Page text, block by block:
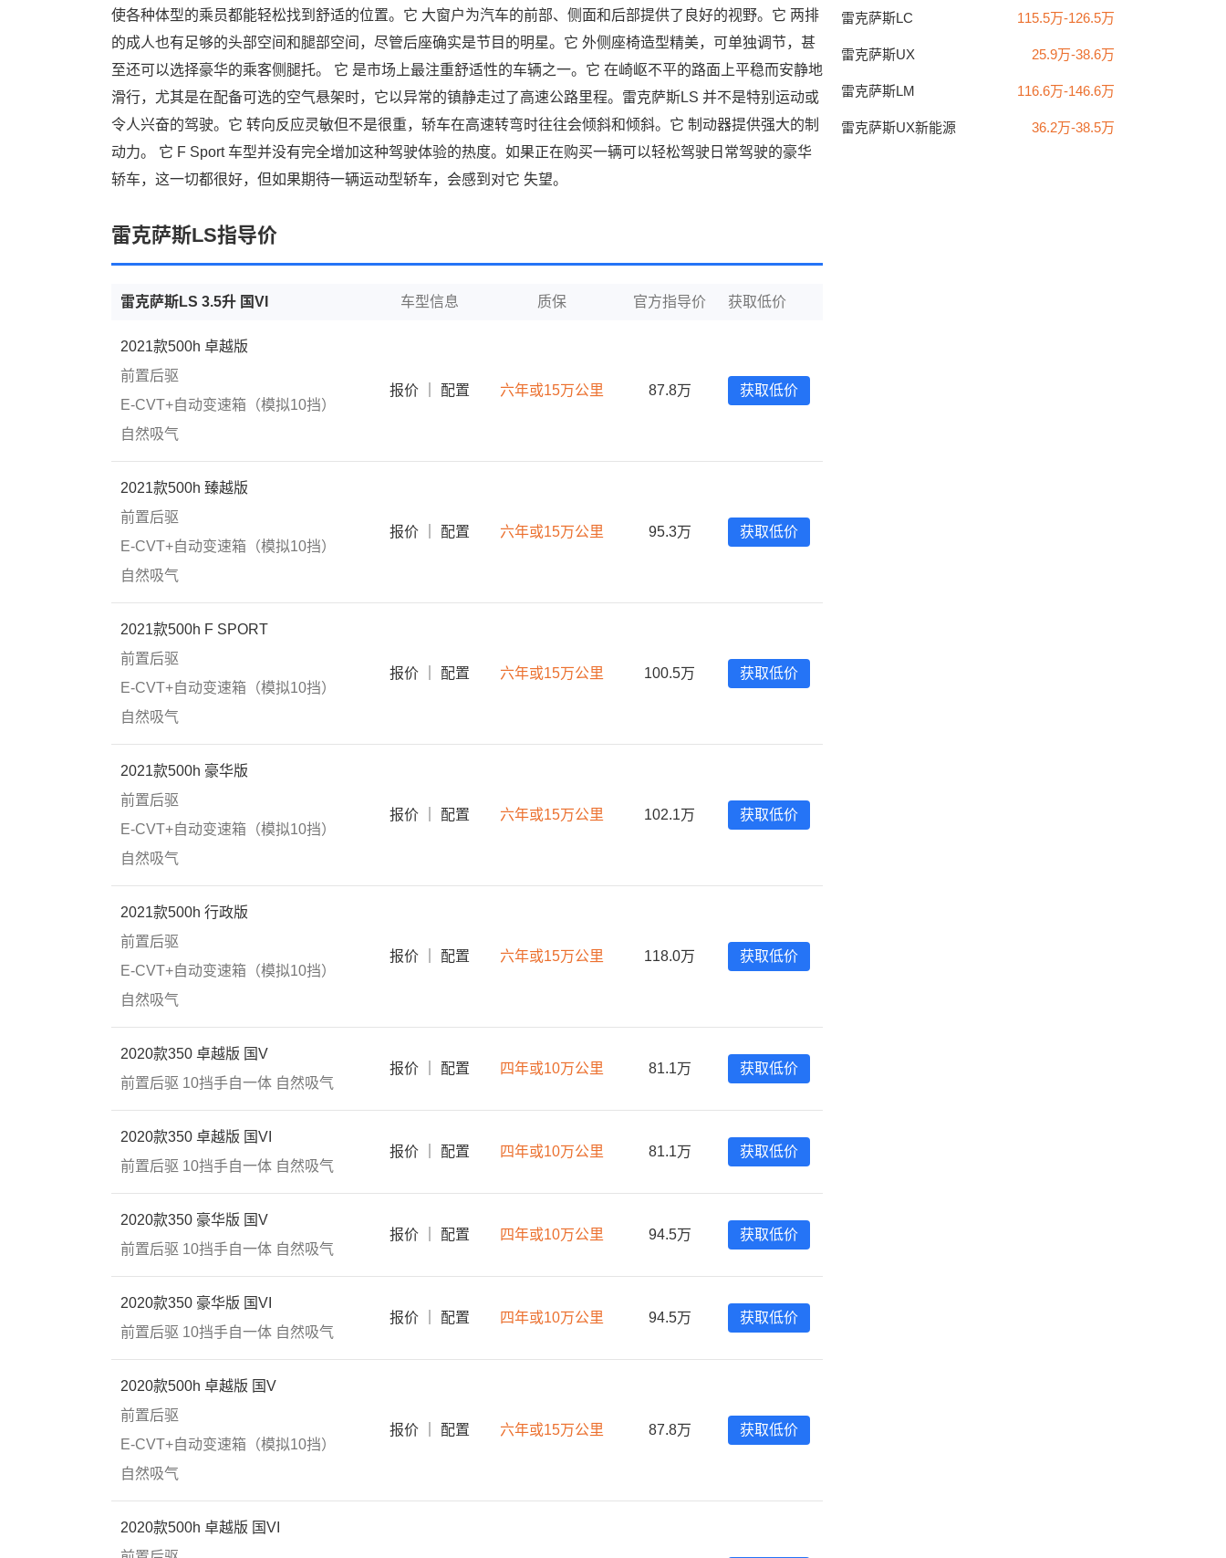
使各种体型的乘员都能轻松找到舒适的位置。它 大窗户为汽车的前部、侧面和后部提供了良好的视野。它 两排
的成人也有足够的头部空间和腿部空间，尽管后座确实是节目的明星。它 外侧座椅造型精美，可单独调节，甚
至还可以选择豪华的乘客侧腿托。 它 是市场上最注重舒适性的车辆之一。它 在崎岖不平的路面上平稳而安静地
滑行，尤其是在配备可选的空气悬架时，它以异常的镇静走过了高速公路里程。雷克萨斯LS 并不是特别运动或
令人兴奋的驾驶。它 转向反应灵敏但不是很重，轿车在高速转弯时往往会倾斜和倾斜。它 制动器提供强大的制
动力。 它 F Sport 车型并没有完全增加这种驾驶体验的热度。如果正在购买一辆可以轻松驾驶日常驾驶的豪华
轿车，这一切都很好，但如果期待一辆运动型轿车，会感到对它 失望。
雷克萨斯LS指导价
雷克萨斯LS 3.5升 国VI 车型信息 质保 官方指导价 获取低价
2021款500h 卓越版
前置后驱
E-CVT+自动变速箱（模拟10挡）
自然吸气
报价 配置 六年或15万公里 87.8万 获取低价
2021款500h 臻越版
前置后驱
E-CVT+自动变速箱（模拟10挡）
自然吸气
报价 配置 六年或15万公里 95.3万 获取低价
2021款500h F SPORT
前置后驱
E-CVT+自动变速箱（模拟10挡）
自然吸气
报价 配置 六年或15万公里 100.5万 获取低价
2021款500h 豪华版
前置后驱
E-CVT+自动变速箱（模拟10挡）
自然吸气
报价 配置 六年或15万公里 102.1万 获取低价
2021款500h 行政版
前置后驱
E-CVT+自动变速箱（模拟10挡）
自然吸气
报价 配置 六年或15万公里 118.0万 获取低价
2020款350 卓越版 国V
前置后驱 10挡手自一体 自然吸气
报价 配置 四年或10万公里 81.1万 获取低价
2020款350 卓越版 国VI
前置后驱 10挡手自一体 自然吸气
报价 配置 四年或10万公里 81.1万 获取低价
2020款350 豪华版 国V
前置后驱 10挡手自一体 自然吸气
报价 配置 四年或10万公里 94.5万 获取低价
2020款350 豪华版 国VI
前置后驱 10挡手自一体 自然吸气
报价 配置 四年或10万公里 94.5万 获取低价
2020款500h 卓越版 国V
前置后驱
E-CVT+自动变速箱（模拟10挡）
自然吸气
报价 配置 六年或15万公里 87.8万 获取低价
2020款500h 卓越版 国VI
雷克萨斯LC 115.5万-126.5万
雷克萨斯UX 25.9万-38.6万
雷克萨斯LM 116.6万-146.6万
雷克萨斯UX新能源 36.2万-38.5万